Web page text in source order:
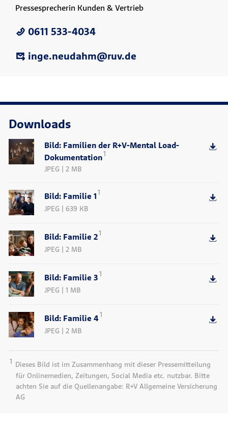
Pressesprecherin Kunden & Vertrieb
0611 533-4034
inge.neudahm@ruv.de
Downloads
Bild: Familien der R+V-Mental Load-
Dokumentation1
JPEG | 2 MB
Bild: Familie 11
JPEG | 639 KB
Bild: Familie 21
JPEG | 2 MB
Bild: Familie 31
JPEG | 1 MB
Bild: Familie 41
JPEG | 2 MB
1 Dieses Bild ist im Zusammenhang mit dieser Pressemitteilung
für Onlinemedien, Zeitungen, Social Media etc. nutzbar. Bitte
achten Sie auf die Quellenangabe: R+V Allgemeine Versicherung
AG